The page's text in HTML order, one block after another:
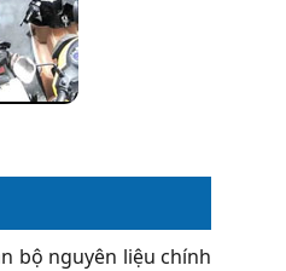
bộ nguyên liệu chính